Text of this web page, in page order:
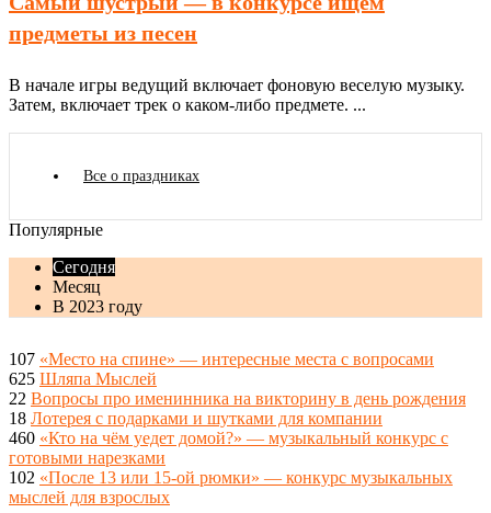
предметы из песен
В начале игры ведущий включает фоновую веселую музыку.
Затем, включает трек о каком-либо предмете. ...
Все о праздниках
Популярные
Сегодня
Месяц
В 2023 году
107 «Место на спине» — интересные места с вопросами
625 Шляпа Мыслей
22 Вопросы про именинника на викторину в день рождения
18 Лотерея с подарками и шутками для компании
460 «Кто на чём уедет домой?» — музыкальный конкурс с
готовыми нарезками
102 «После 13 или 15-ой рюмки» — конкурс музыкальных
мыслей для взрослых